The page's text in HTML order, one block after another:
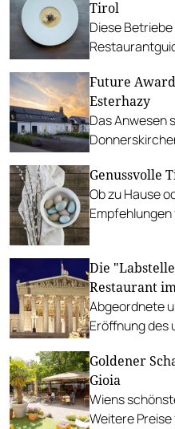
Tirol
Diese
Future
Esterhazy
Das Anwesen
Genussvolle
Ob zu Hause
Die
Restaurant
Abgeordnete
Eröffnung des
Partner"
Goldener
Gioia
Wiens
Weitere Preise